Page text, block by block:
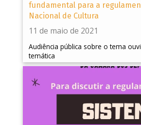
fundamental para a
Nacional de Cultura
11 de maio de 2021
Audiência pública sobre o tema
temática